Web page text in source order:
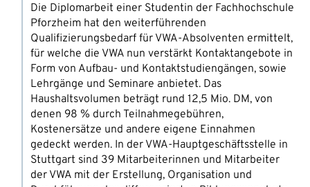
Die Diplomarbeit einer Studentin der Fachhochschule
Pforzheim hat den weiterführenden
Qualifizierungsbedarf für VWA-Absolventen ermittelt,
für welche die VWA nun verstärkt Kontaktangebote in
Form von Aufbau- und Kontaktstudiengängen, sowie
Lehrgänge und Seminare anbietet. Das
Haushaltsvolumen beträgt rund 12,5 Mio. DM, von
denen 98 % durch Teilnahmegebühren,
Kostenersätze und andere eigene Einnahmen
gedeckt werden. In der VWA-Hauptgeschäftsstelle in
Stuttgart sind 39 Mitarbeiterinnen und Mitarbeiter
der VWA mit der Erstellung, Organisation und